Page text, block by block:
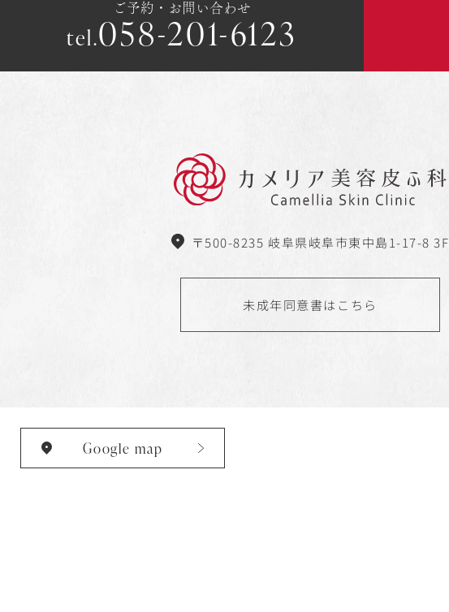
ご予約・お問い合わせ
tel.058-201-6123
〒500-8235 岐阜県岐阜市東中島1-17-8 3F
未成年同意書はこちら
Google map